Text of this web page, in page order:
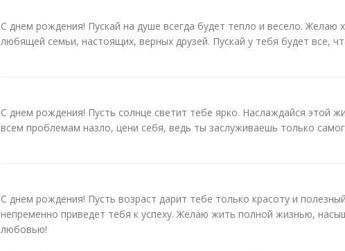
С днем рождения! Пускай на душе всегда будет тепло и весело. Желаю
любящей семьи, настоящих, верных друзей. Пускай у тебя будет все,
С днем рождения! Пусть солнце светит тебе ярко. Наслаждайся этой
всем проблемам назло, цени себя, ведь ты заслуживаешь только
С днем рождения! Пусть возраст дарит тебе только красоту и
непременно приведет тебя к успеху. Желаю жить полной жизнью,
любовью!